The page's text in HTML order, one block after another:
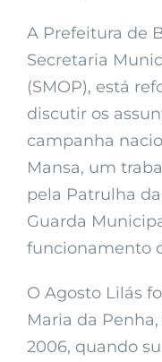
A Prefeitura de
Secretaria
(SMOP), está
discutir os
campanha
Mansa, um
pela Patrulha
Guarda
funcionamento
O Agosto Lilás
Maria da
2006, quando